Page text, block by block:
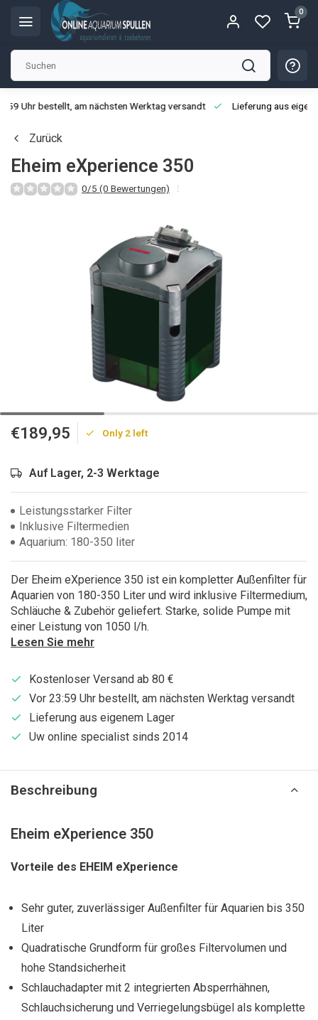
0
Uhr bestellt, am nächsten Werktag versandt Lieferung aus
Zurück
Eheim eXperience 350
0/5 (0 Bewertungen)
€189,95 Only 2 left
Auf Lager, 2-3 Werktage
Leistungsstarker Filter
Inklusive Filtermedien
Aquarium: 180-350 liter
Der Eheim eXperience 350 ist ein kompletter Außenfilter für
Aquarien von 180-350 Liter und wird inklusive Filtermedium,
Schläuche & Zubehör geliefert. Starke, solide Pumpe mit
einer Leistung von 1050 l/h.
Lesen Sie mehr
Kostenloser Versand ab 80 €
Vor 23:59 Uhr bestellt, am nächsten Werktag versandt
Lieferung aus eigenem Lager
Uw online specialist sinds 2014
Beschreibung
Eheim eXperience 350
Vorteile des EHEIM eXperience
Sehr guter, zuverlässiger Außenfilter für Aquarien bis 350
Liter
Quadratische Grundform für großes Filtervolumen und
hohe Standsicherheit
Schlauchadapter mit 2 integrierten Absperrhähnen,
Schlauchsicherung und Verriegelungsbügel als komplette